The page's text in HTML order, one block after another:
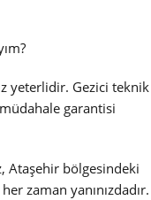
yeterlidir. Gezici teknik
garantisi
Ataşehir bölgesindeki
her zaman yanınızdadır.